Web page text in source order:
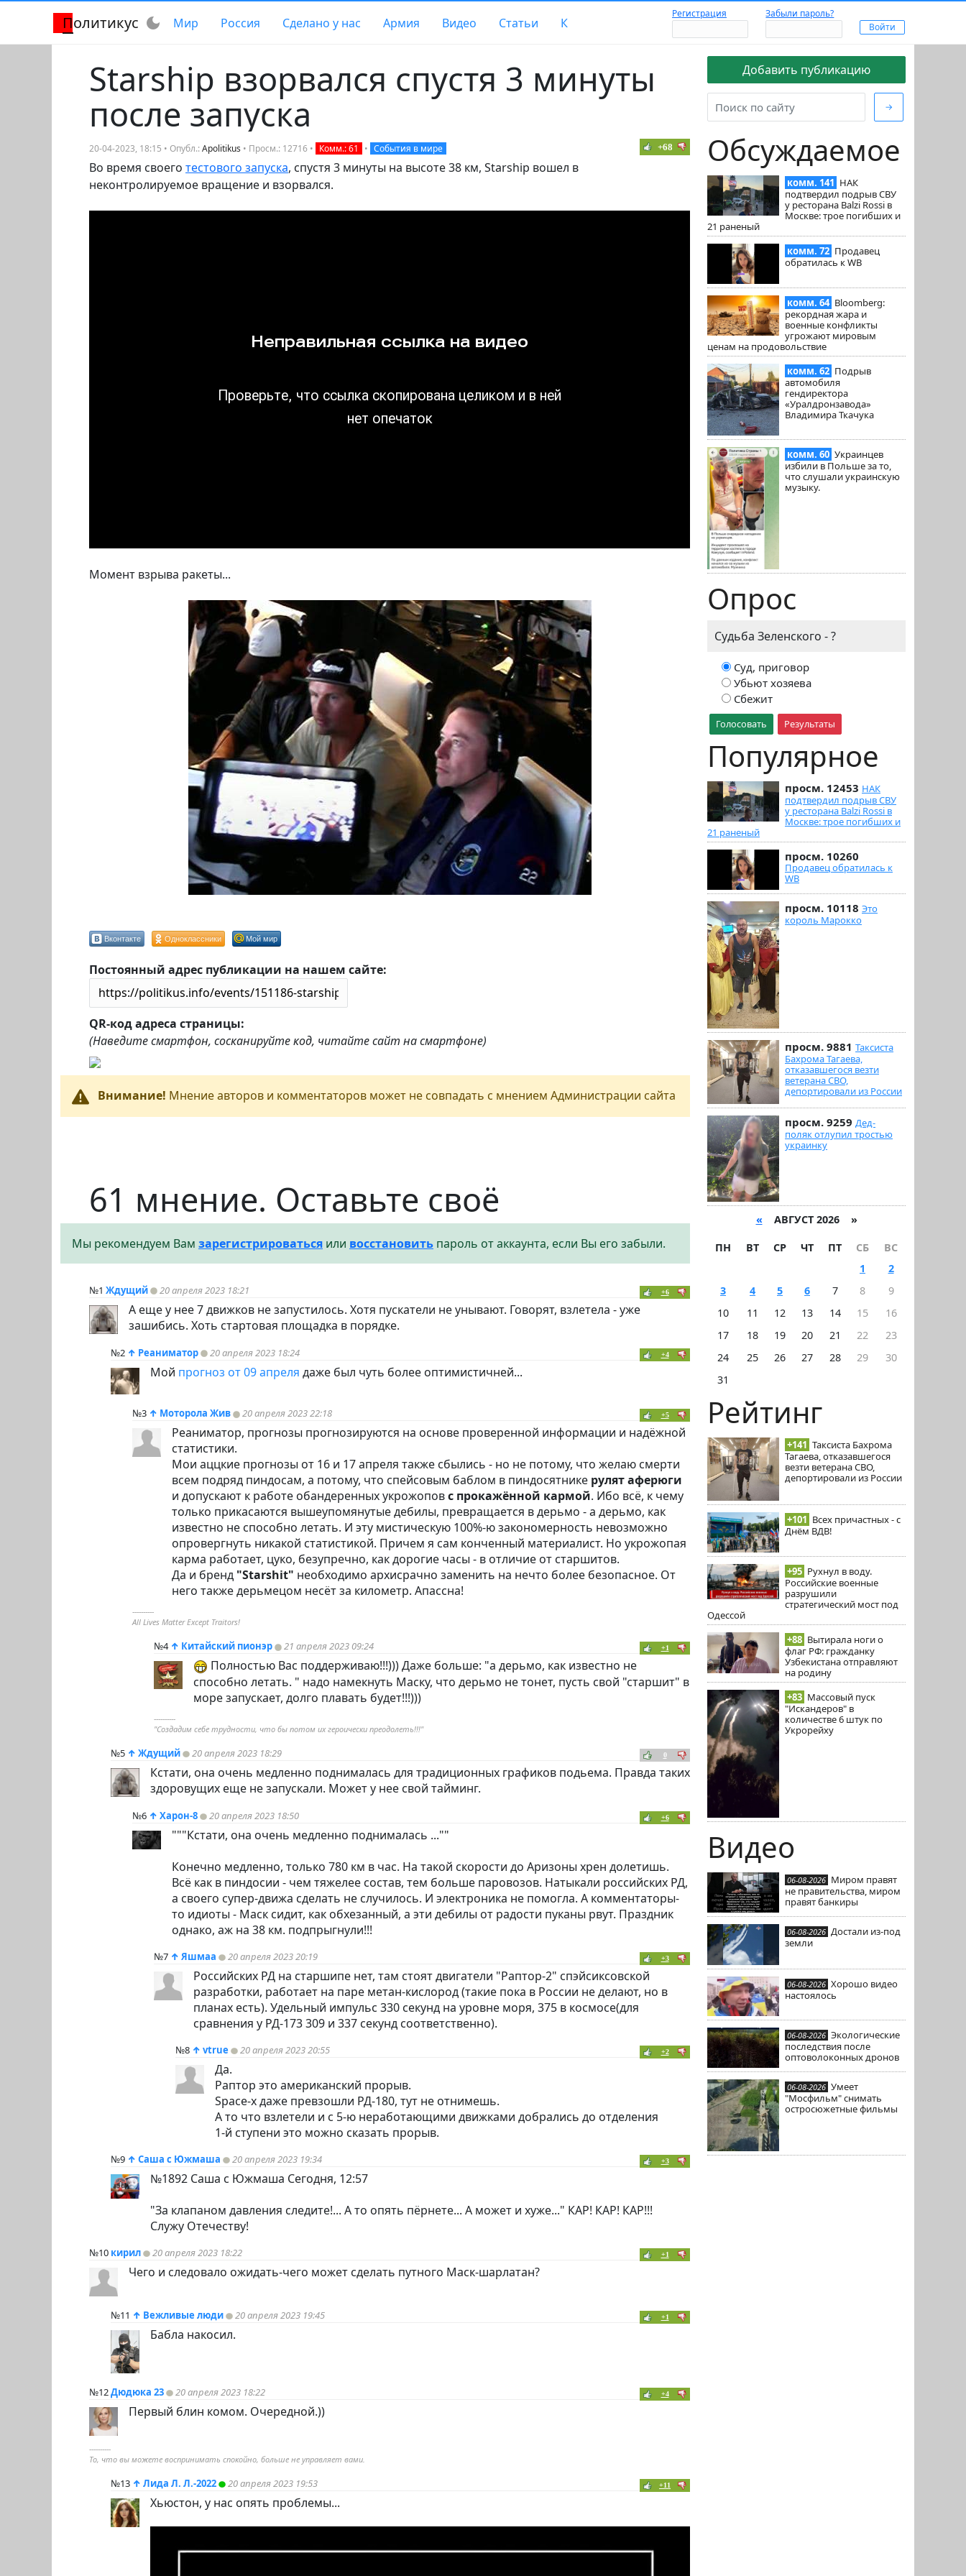
Политикус dark_mode Мир Россия Сделано у нас Армия Видео Статьи К
Регистрация Забыли пароль?
Добавить публикацию
→
Обсуждаемое
комм. 141 НАК
подтвердил подрыв СВУ
у ресторана Balzi Rossi в
Москве: трое погибших и
21 раненый
комм. 72 Продавец
обратилась к WB
комм. 64 Bloomberg:
рекордная жара и
военные конфликты
угрожают мировым
ценам на продовольствие
комм. 62 Подрыв
автомобиля
гендиректора
«Уралдронзавода»
Владимира Ткачука
комм. 60 Украинцев
избили в Польше за то,
что слушали украинскую
музыку.
Опрос
Судьба Зеленского - ?
Суд, приговор
Убьют хозяева
Сбежит
Голосовать Результаты
Популярное
просм. 12453 НАК
подтвердил подрыв СВУ
у ресторана Balzi Rossi в
Москве: трое погибших и
21 раненый
просм. 10260
Продавец обратилась к
WB
просм. 10118 Это
король Марокко
просм. 9881 Таксиста
Бахрома Тагаева,
отказавшегося везти
ветерана СВО,
депортировали из России
просм. 9259 Дед-
поляк отлупил тростью
украинку
« АВГУСТ 2026 »
ПН ВТ СР ЧТ ПТ СБ
ВС
1
2
3
4 5 6 7 8
9
10
11 12 13 14 15
16
17
18 19 20 21 22
23
24
25 26 27 28 29
30
31
Рейтинг
+141 Таксиста Бахрома
Тагаева, отказавшегося
везти ветерана СВО,
депортировали из России
+101 Всех причастных - с
Днём ВДВ!
+95 Рухнул в воду.
Российские военные
разрушили
стратегический мост под
Одессой
+88 Вытирала ноги о
флаг РФ: гражданку
Узбекистана отправляют
на родину
+83 Массовый пуск
"Искандеров" в
количестве 6 штук по
Укрорейху
Видео
06-08-2026 Миром правят
не правительства, миром
правят банкиры
06-08-2026 Достали из-под
земли
06-08-2026 Хорошо видео
настоялось
06-08-2026 Экологические
последствия после
оптоволоконных дронов
06-08-2026 Умеет
"Мосфильм" снимать
остросюжетные фильмы
Starship взорвался спустя 3 минуты
после запуска
20-04-2023, 18:15 • Опубл.:Apolitikus • Просм.: 12716 • Комм.: 61 • События в мире +68
Во время своего тестового запуска, спустя 3 минуты на высоте 38 км, Starship вошел в
неконтролируемое вращение и взорвался.
Момент взрыва ракеты...
Вконтакте Одноклассники Мой мир
Постоянный адрес публикации на нашем сайте:
QR-код адреса страницы:
(Наведите смартфон, сосканируйте код, читайте сайт на смартфоне)
Внимание! Мнение авторов и комментаторов может не совпадать с мнением Администрации сайта
61 мнение. Оставьте своё
Мы рекомендуем Вам зарегистрироваться или восстановить пароль от аккаунта, если Вы его забыли.
№1 Ждущий 20 апреля 2023 18:21 +6
А еще у нее 7 движков не запустилось. Хотя пускатели не унывают. Говорят, взлетела - уже
зашибись. Хоть стартовая площадка в порядке.
№2 ↑ Реаниматор 20 апреля 2023 18:24 +4
Мой прогноз от 09 апреля даже был чуть более оптимистичней...
№3 ↑ Моторола Жив 20 апреля 2023 22:18 +5
Реаниматор, прогнозы прогнозируются на основе проверенной информации и надёжной
статистики.
Мои аццкие прогнозы от 16 и 17 апреля также сбылись - но не потому, что желаю смерти
всем подряд пиндocам, а потому, что спейсовым баблом в пиндocятнике рулят аферюги
и допускают к работе обандеренных укрожоповс прокажённой кармой. Ибо всё, к чему
только прикасаются вышеупомянутые дебилы, превращается в дерьмо - а дерьмо, как
известно не способно летать. И эту мистическую 100%-ю закономерность невозможно
опровергнуть никакой статистикой. Причем я сам конченный материалист. Но укрожопая
карма работает, цуко, безупречно, как дорогие часы - в отличие от старшитов.
Да и бренд "Starshit" необходимо архисрачно заменить на нечто более безопасное. От
него также дерьмецом несёт за километр. Апассна!
----------
All Lives Matter Except Traitors!
№4 ↑ Китайский пионэр 21 апреля 2023 09:24 +1
Полностью Вас поддерживаю!!!))) Даже больше: "а дерьмо, как известно не
способно летать. " надо намекнуть Маску, что дерьмо не тонет, пусть свой "старшит" в
море запускает, долго плавать будет!!!)))
----------
"Создадим себе трудности, что бы потом их героически преодолеть!!!"
№5 ↑ Ждущий 20 апреля 2023 18:29 0
Кстати, она очень медленно поднималась для традиционных графиков подьема. Правда таких
здоровущих еще не запускали. Может у нее свой тайминг.
№6 ↑ Харон-8 20 апреля 2023 18:50 +6
"""Кстати, она очень медленно поднималась ...""
Конечно медленно, только 780 км в час. На такой скорости до Аризоны хрен долетишь.
Всё как в пиндocии - чем тяжелее состав, тем больше паровозов. Натыкали российских РД,
а своего супер-движа сделать не случилось. И электроника не помогла. А комментаторы-
то идиоты - Маск сидит, как обхезанный, а эти дебилы от радости пуканы рвут. Праздник
однако, аж на 38 км. подпрыгнули!!!
№7 ↑ Яшмаа 20 апреля 2023 20:19 +3
Российских РД на старшипе нет, там стоят двигатели "Раптор-2" спэйсиксовской
разработки, работает на паре метан-кислород (такие пока в России не делают, но в
планах есть). Удельный импульс 330 секунд на уровне моря, 375 в космосе(для
сравнения у РД-173 309 и 337 секунд соответственно).
№8 ↑ vtrue 20 апреля 2023 20:55 +2
Да.
Раптор это американский прорыв.
Space-x даже превзошли РД-180, тут не отнимешь.
А то что взлетели и с 5-ю неработающими движками добрались до отделения
1-й ступени это можно сказать прорыв.
№9 ↑ Саша с Южмаша 20 апреля 2023 19:34 +3
№1892 Саша с Южмаша Сегодня, 12:57
"За клапаном давления следите!... А то опять пёрнете... А может и хуже..." КАР! КАР! КАР!!!
Служу Отечеству!
№10 кирил 20 апреля 2023 18:22 +1
Чего и следовало ожидать-чего может сделать путного Маск-шарлатан?
№11 ↑ Вежливые люди 20 апреля 2023 19:45 +1
Бабла накосил.
№12Дюдюка 23 20 апреля 2023 18:22 +4
Первый блин комом. Очередной.))
----------
То, что вы можете воспринимать спокойно, больше не управляет вами.
№13 ↑ Лида Л. Л.-2022 20 апреля 2023 19:53 +11
Хьюстон, у нас опять проблемы...